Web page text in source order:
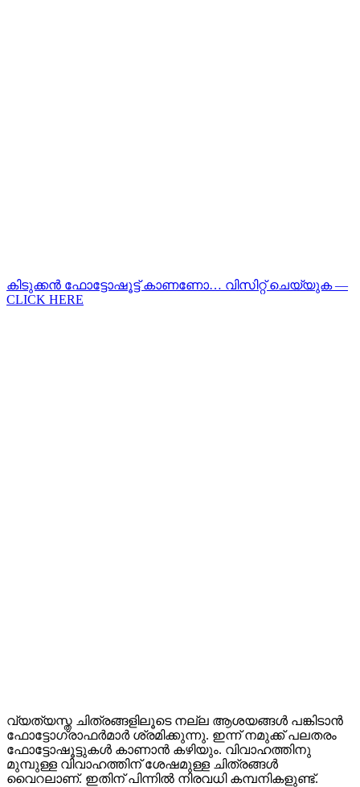
കിടുക്കന്‍ ഫോട്ടോഷൂട്ട്‌ കാണണോ… വിസിറ്റ് ചെയ്യുക —
CLICK HERE
വ്യത്യസ്ത ചിത്രങ്ങളിലൂടെ നല്ല ആശയങ്ങൾ പങ്കിടാൻ
ഫോട്ടോഗ്രാഫർമാർ ശ്രമിക്കുന്നു. ഇന്ന് നമുക്ക് പലതരം
ഫോട്ടോഷൂട്ടുകൾ കാണാൻ കഴിയും. വിവാഹത്തിനു
മുമ്പുള്ള വിവാഹത്തിന് ശേഷമുള്ള ചിത്രങ്ങൾ
വൈറലാണ്. ഇതിന് പിന്നിൽ നിരവധി കമ്പനികളുണ്ട്.